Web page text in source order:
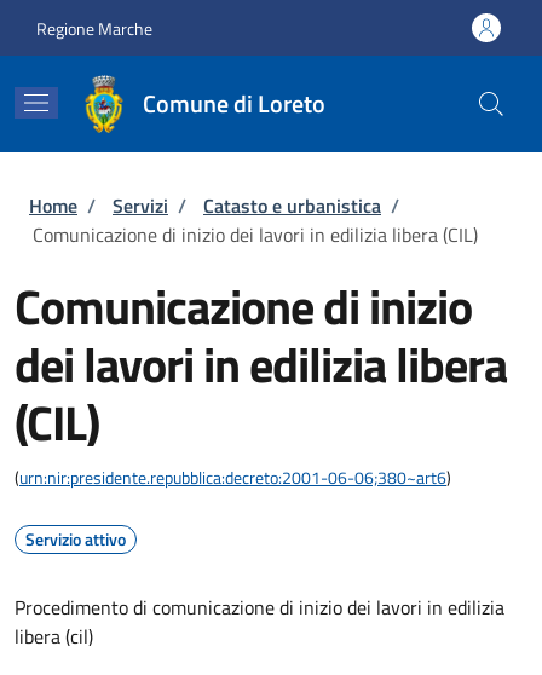
Regione Marche
Comune di Loreto
Briciole di pane
Home / Servizi / Catasto e urbanistica /
Comunicazione di inizio dei lavori in edilizia libera (CIL)
Comunicazione di inizio
dei lavori in edilizia libera
(CIL)
(urn:nir:presidente.repubblica:decreto:2001-06-06;380~art6)
Servizio attivo
Procedimento di comunicazione di inizio dei lavori in edilizia
libera (cil)